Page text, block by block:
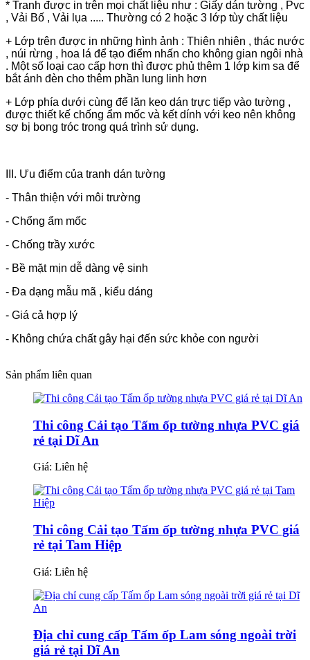
* Tranh được in trên mọi chất liệu như : Giấy dán tường , Pvc
, Vải Bố , Vải lụa ..... Thường có 2 hoặc 3 lớp tùy chất liệu
+ Lớp trên được in những hình ảnh : Thiên nhiên , thác nước
, núi rừng , hoa lá để tạo điểm nhấn cho không gian ngôi nhà
. Một số loại cao cấp hơn thì được phủ thêm 1 lớp kim sa để
bắt ánh đèn cho thêm phần lung linh hơn
+ Lớp phía dưới cùng để lăn keo dán trực tiếp vào tường ,
được thiết kế chống ẩm mốc và kết dính với keo nên không
sợ bị bong tróc trong quá trình sử dụng.
III. Ưu điểm của tranh dán tường
- Thân thiện với môi trường
- Chổng ẩm mốc
- Chống trầy xước
- Bề mặt mịn dễ dàng vệ sinh
- Đa dạng mẫu mã , kiểu dáng
- Giá cả hợp lý
- Không chứa chất gây hại đến sức khỏe con người
Sản phẩm liên quan
Thi công Cải tạo Tấm ốp tường nhựa PVC giá
rẻ tại Dĩ An
Giá: Liên hệ
Thi công Cải tạo Tấm ốp tường nhựa PVC giá
rẻ tại Tam Hiệp
Giá: Liên hệ
Địa chỉ cung cấp Tấm ốp Lam sóng ngoài trời
giá rẻ tại Dĩ An